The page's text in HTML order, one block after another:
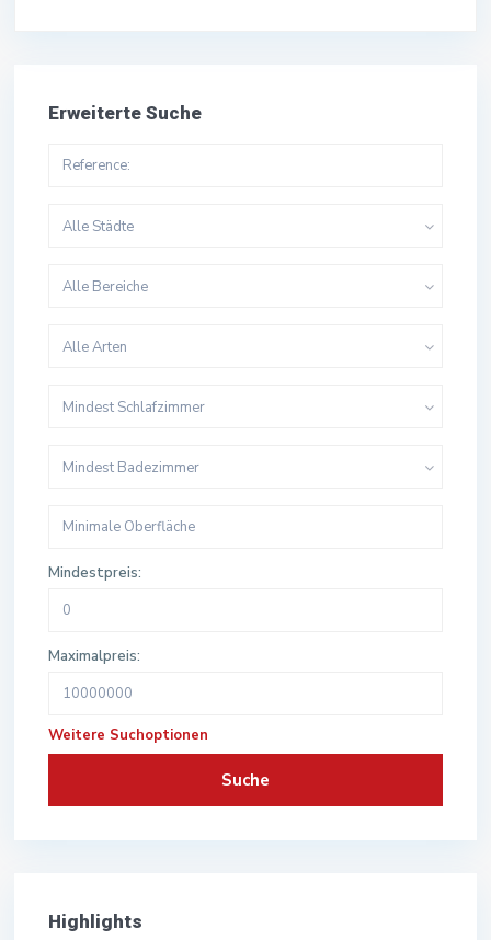
Erweiterte Suche
Alle Städte
Alle Bereiche
Alle Arten
Mindest Schlafzimmer
Mindest Badezimmer
Mindestpreis:
Maximalpreis:
Weitere Suchoptionen
Suche
Highlights